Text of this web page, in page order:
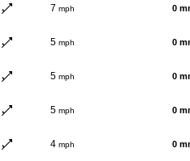
7 mph 0
5 mph 0
5 mph 0
5 mph 0
4 mph 0